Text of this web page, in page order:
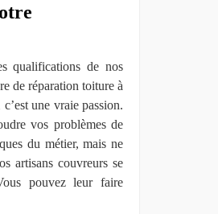
qualifications de nos
de réparation toiture à
une vraie passion.
vos problèmes de
du métier, mais ne
artisans couvreurs se
pouvez leur faire